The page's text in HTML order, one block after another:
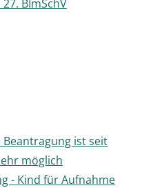
BImSchV
Beantragung ist seit
möglich
- Kind für Aufnahme